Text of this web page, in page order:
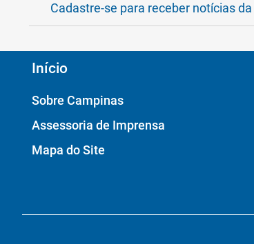
Cadastre-se para receber notícias
Início
Sobre Campinas
Assessoria de Imprensa
Mapa do Site